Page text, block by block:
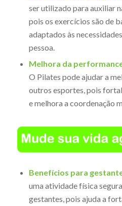
ser utilizado para auxiliar
pois os exercícios são de
adaptados às
pessoa.
Melhora da
O Pilates pode ajudar a
outros esportes, pois
e melhora a coordenação
Benefícios para
uma atividade física
gestantes, pois ajuda a